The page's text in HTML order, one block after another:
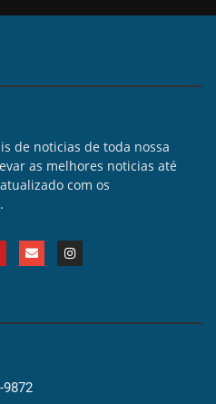
de noticias de toda nossa
as melhores noticias até
com os
9872